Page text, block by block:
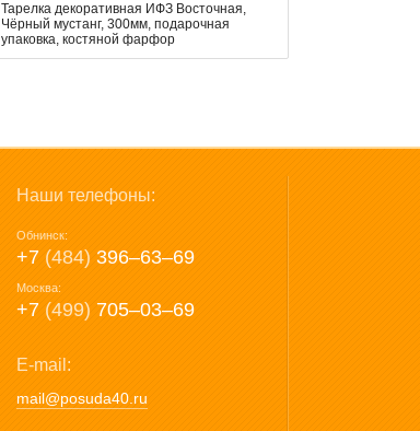
Тарелка декоративная ИФЗ Восточная,
Чёрный мустанг, 300мм, подарочная
упаковка, костяной фарфор
Наши телефоны:
Обнинск:
+7 (484) 396‒63‒69
Москва:
+7 (499) 705‒03‒69
E-mail:
mail@posuda40.ru